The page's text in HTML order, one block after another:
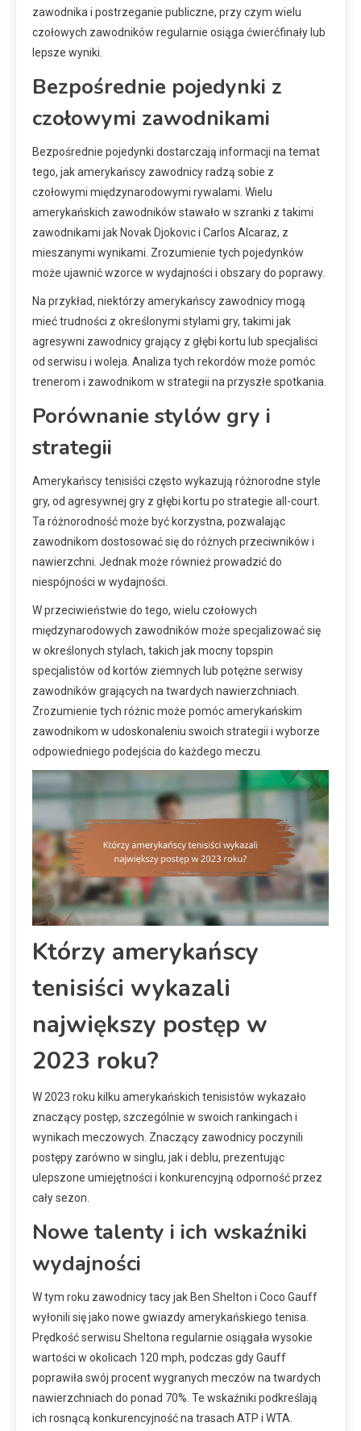
zawodnika i postrzeganie publiczne, przy czym wielu
czołowych zawodników regularnie osiąga ćwierćfinały lub
lepsze wyniki.
Bezpośrednie pojedynki z
czołowymi zawodnikami
Bezpośrednie pojedynki dostarczają informacji na temat
tego, jak amerykańscy zawodnicy radzą sobie z
czołowymi międzynarodowymi rywalami. Wielu
amerykańskich zawodników stawało w szranki z takimi
zawodnikami jak Novak Djokovic i Carlos Alcaraz, z
mieszanymi wynikami. Zrozumienie tych pojedynków
może ujawnić wzorce w wydajności i obszary do poprawy.
Na przykład, niektórzy amerykańscy zawodnicy mogą
mieć trudności z określonymi stylami gry, takimi jak
agresywni zawodnicy grający z głębi kortu lub specjaliści
od serwisu i woleja. Analiza tych rekordów może pomóc
trenerom i zawodnikom w strategii na przyszłe spotkania.
Porównanie stylów gry i
strategii
Amerykańscy tenisiści często wykazują różnorodne style
gry, od agresywnej gry z głębi kortu po strategie all-court.
Ta różnorodność może być korzystna, pozwalając
zawodnikom dostosować się do różnych przeciwników i
nawierzchni. Jednak może również prowadzić do
niespójności w wydajności.
W przeciwieństwie do tego, wielu czołowych
międzynarodowych zawodników może specjalizować się
w określonych stylach, takich jak mocny topspin
specjalistów od kortów ziemnych lub potężne serwisy
zawodników grających na twardych nawierzchniach.
Zrozumienie tych różnic może pomóc amerykańskim
zawodnikom w udoskonaleniu swoich strategii i wyborze
odpowiedniego podejścia do każdego meczu.
Którzy amerykańscy
tenisiści wykazali
największy postęp w
2023 roku?
W 2023 roku kilku amerykańskich tenisistów wykazało
znaczący postęp, szczególnie w swoich rankingach i
wynikach meczowych. Znaczący zawodnicy poczynili
postępy zarówno w singlu, jak i deblu, prezentując
ulepszone umiejętności i konkurencyjną odporność przez
cały sezon.
Nowe talenty i ich wskaźniki
wydajności
W tym roku zawodnicy tacy jak Ben Shelton i Coco Gauff
wyłonili się jako nowe gwiazdy amerykańskiego tenisa.
Prędkość serwisu Sheltona regularnie osiągała wysokie
wartości w okolicach 120 mph, podczas gdy Gauff
poprawiła swój procent wygranych meczów na twardych
nawierzchniach do ponad 70%. Te wskaźniki podkreślają
ich rosnącą konkurencyjność na trasach ATP i WTA.